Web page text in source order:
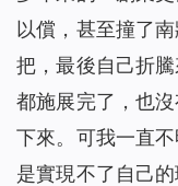
以償，甚至撞了
把，最後自己折
都施展完了，也
下來。可我一直
是實現不了自己